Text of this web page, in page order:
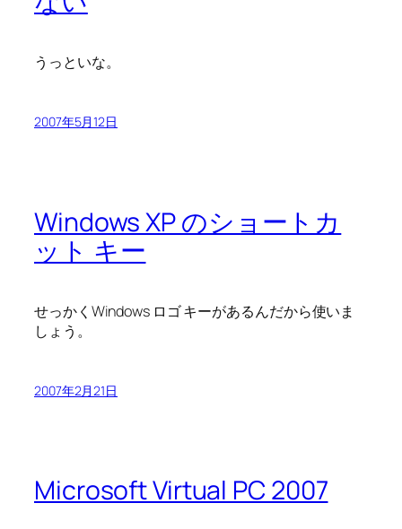
うっといな。
2007年5月12日
Windows XP のショートカ
ット キー
せっかくWindows ロゴ キーがあるんだから使いま
しょう。
2007年2月21日
Microsoft Virtual PC 2007